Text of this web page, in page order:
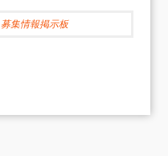
募集情報掲示板